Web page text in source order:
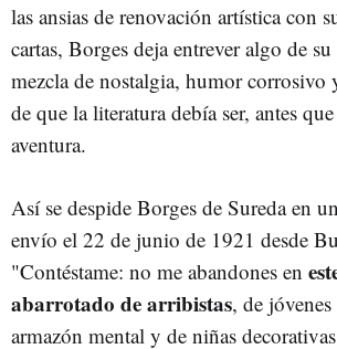
las ansias de renovación artística con
cartas, Borges deja entrever algo de
mezcla de nostalgia, humor corrosivo
de que la literatura debía ser, antes
aventura.
Así se despide Borges de Sureda en
envío el 22 de junio de 1921 desde
"Contéstame: no me abandones en
abarrotado de arribistas, de
armazón mental y de niñas